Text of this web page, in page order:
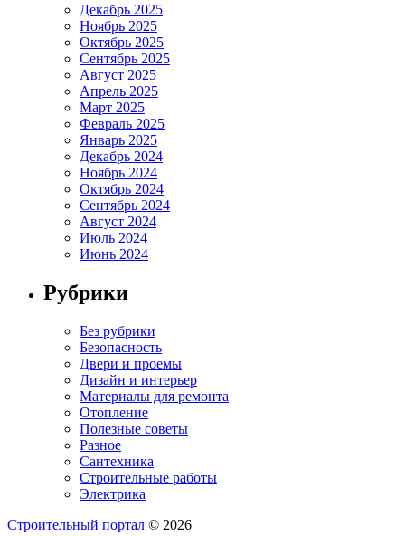
Декабрь 2025
Ноябрь 2025
Октябрь 2025
Сентябрь 2025
Август 2025
Апрель 2025
Март 2025
Февраль 2025
Январь 2025
Декабрь 2024
Ноябрь 2024
Октябрь 2024
Сентябрь 2024
Август 2024
Июль 2024
Июнь 2024
Рубрики
Без рубрики
Безопасность
Двери и проемы
Дизайн и интерьер
Материалы для ремонта
Отопление
Полезные советы
Разное
Сантехника
Строительные работы
Электрика
Строительный портал © 2026